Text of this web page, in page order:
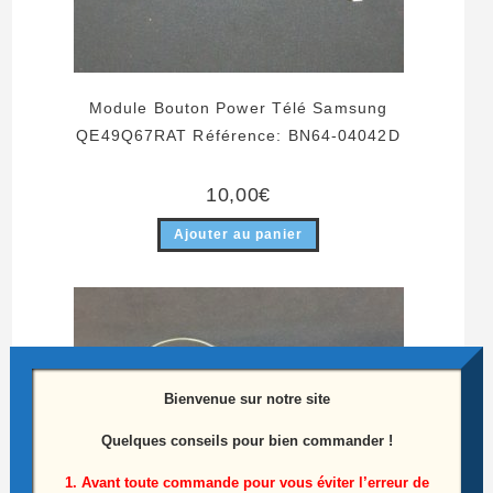
Module Bouton Power Télé Samsung
QE49Q67RAT Référence: BN64-04042D
10,00€
Ajouter au panier
Bienvenue sur notre site
Quelques conseils pour bien commander !
1. Avant toute commande pour vous éviter l’erreur de